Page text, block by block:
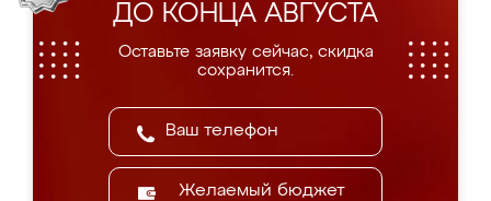
ДО КОНЦА АВГУСТА
Оставьте заявку сейчас, скидка
сохранится.
Желаемый бюджет